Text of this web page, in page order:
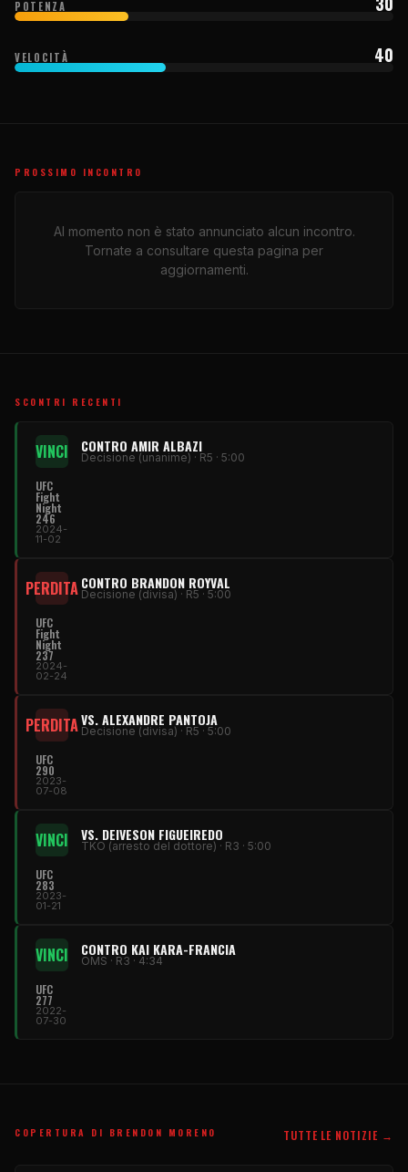
POTENZA
VELOCITÀ 40
PROSSIMO INCONTRO
Al momento non è stato annunciato alcun incontro.
Tornate a consultare questa pagina per
aggiornamenti.
SCONTRI RECENTI
VINCI CONTRO AMIR ALBAZI
Decisione (unanime) · R5 · 5:00
UFC
Fight
Night
246
2024-
11-02
PERDITACONTRO BRANDON ROYVAL
Decisione (divisa) · R5 · 5:00
UFC
Fight
Night
237
2024-
02-24
PERDITAVS. ALEXANDRE PANTOJA
Decisione (divisa) · R5 · 5:00
UFC
290
2023-
07-08
VINCI VS. DEIVESON FIGUEIREDO
TKO (arresto del dottore) · R3 · 5:00
UFC
283
2023-
01-21
VINCI CONTRO KAI KARA-FRANCIA
OMS · R3 · 4:34
UFC
277
2022-
07-30
COPERTURA DI BRENDON MORENO TUTTE LE NOTIZIE →